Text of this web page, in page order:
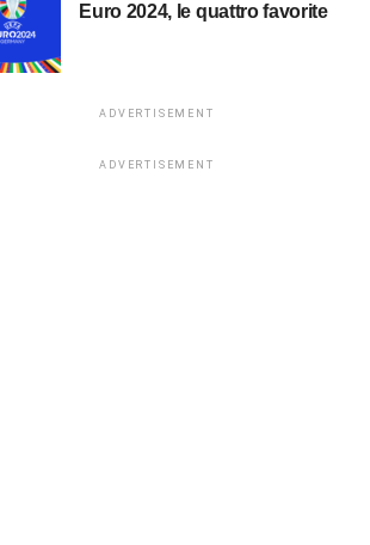
Euro 2024, le quattro favorite
ADVERTISEMENT
ADVERTISEMENT